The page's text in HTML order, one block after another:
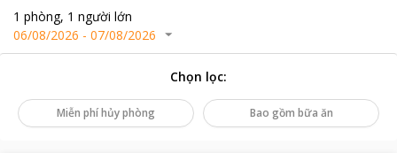
1 phòng, 1 người lớn
06/08/2026 - 07/08/2026
Chọn lọc:
Miễn phí hủy phòng Bao gồm bữa ăn